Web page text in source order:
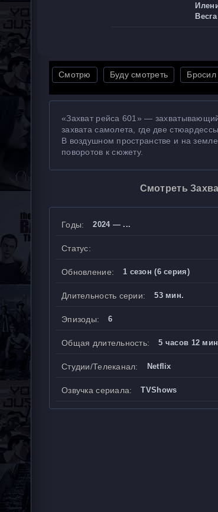
Весга
Смотрю Буду смотреть Бросил
«Захват рейса 601» —
захвата самолета, где две
В воздушном пространстве и на
поворотов к сюжету.
Смотреть
Годы: 2024 — ...
Статус:
Обновление: 1 сезон (6 серия)
Длительность серии: 53 мин.
Эпизоды: 6
Общая длительность: 5 часов 12
Студии/Телеканал: Netflix
Озвучка сериала: TVShows